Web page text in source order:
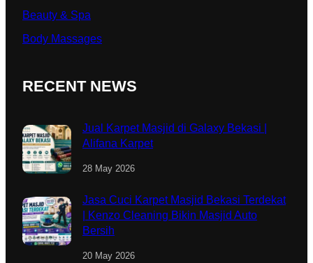
Beauty & Spa
Body Massages
RECENT NEWS
Jual Karpet Masjid di Galaxy Bekasi |
Alifana Karpet
28 May 2026
Jasa Cuci Karpet Masjid Bekasi Terdekat
| Kenzo Cleaning Bikin Masjid Auto
Bersih
20 May 2026